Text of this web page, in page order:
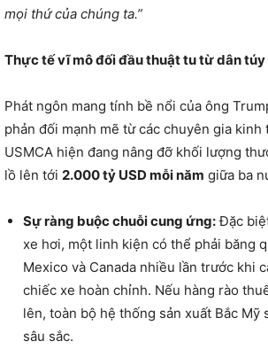
mọi thứ của chúng ta.”
Thực tế vĩ mô đối đầu thuật tu từ dân túy
Phát ngôn mang tính bề nổi của ông
phản đối mạnh mẽ từ các chuyên gia kinh
USMCA hiện đang nâng đỡ khối lượng
lồ lên tới 2.000 tỷ USD mỗi năm giữa ba
Sự ràng buộc chuỗi cung ứng:Đặc
xe hơi, một linh kiện có thể phải băng
Mexico và Canada nhiều lần trước khi
chiếc xe hoàn chỉnh. Nếu hàng rào
lên, toàn bộ hệ thống sản xuất Bắc Mỹ
sâu sắc.